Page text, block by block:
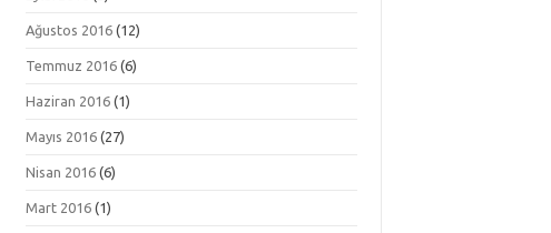
Ağustos 2016 (12)
Temmuz 2016 (6)
Haziran 2016 (1)
Mayıs 2016 (27)
Nisan 2016 (6)
Mart 2016 (1)